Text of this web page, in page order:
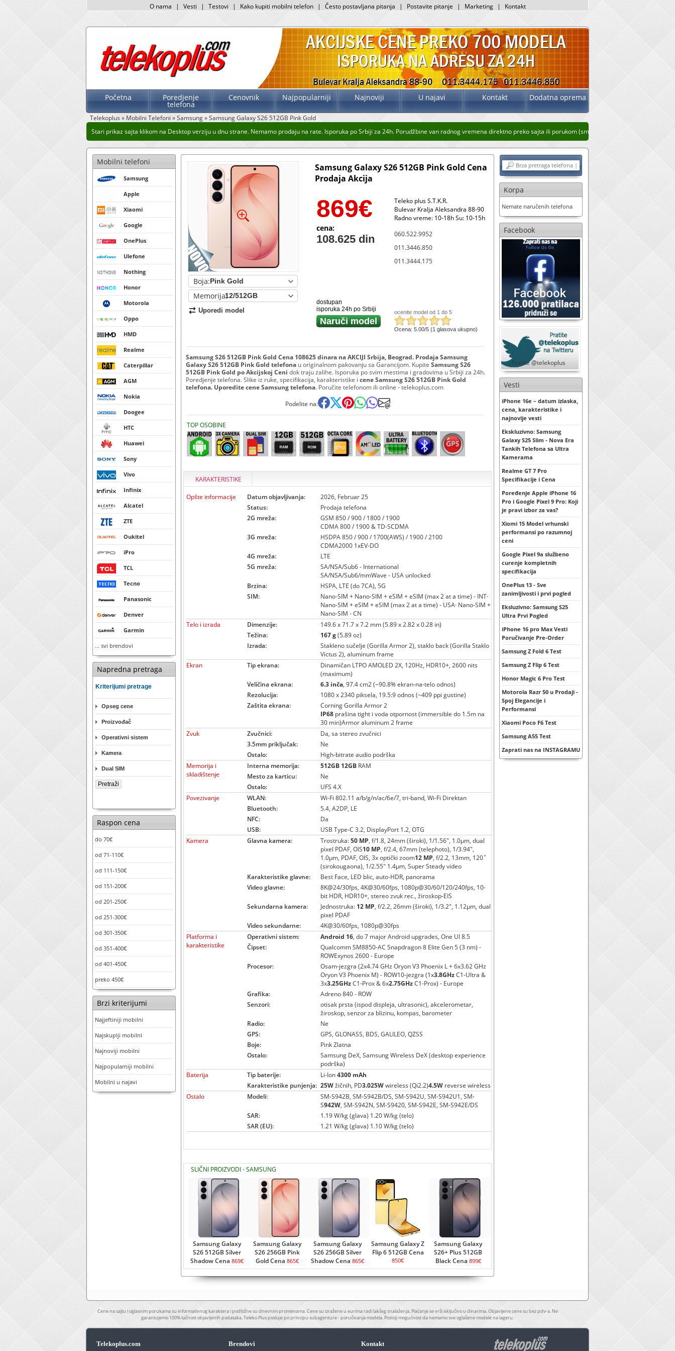
O nama | Vesti | Testovi | Kako kupiti mobilni telefon | Često postavljana pitanja | Postavite pitanje | Marketing | Kontakt
Početna Poredjenje
telefona
Cenovnik Najpopularniji Najnoviji U najavi Kontakt Dodatna oprema
Telekoplus» Mobilni Telefoni »Samsung»Samsung Galaxy S26 512GB Pink Gold
Stari prikaz sajta klikom na Desktop verziju u dnu strane. Nemamo prodaju na rate. Isporuka po Srbiji za 24h. Porudžbine van radnog vremena direktno preko sajta ili porukom (sms, whatsup, viber)
Mobilni telefoni
Samsung
Apple
Xiaomi
Google
OnePlus
Ulefone
Nothing
Honor
Motorola
Oppo
HMD
Realme
Caterpillar
AGM
Nokia
Doogee
HTC
Huawei
Sony
Vivo
Infinix
Alcatel
ZTE
Oukitel
iPro
TCL
Tecno
Panasonic
Denver
Garmin
... svi brendovi
Napredna pretraga
Kriterijumi pretrage
Opseg cene
Proizvođač
Operativni sistem
Kamera
Dual SIM
Raspon cena
do 70€
od 71-110€
od 111-150€
od 151-200€
od 201-250€
od 251-300€
od 301-350€
od 351-400€
od 401-450€
preko 450€
Brzi kriterijumi
Najjeftiniji mobilni
Najskuplji mobilni
Najnoviji mobilni
Najpopularniji mobilni
Mobilni u najavi
Boja:
Memorija:
Uporedi model
Samsung Galaxy S26 512GB Pink Gold Cena
Prodaja Akcija
869€
cena:
108.625 din
dostupan
isporuka 24h po Srbiji
Naruči model
Teleko plus S.T.K.R.
Bulevar Kralja Aleksandra 88-90
Radno vreme: 10-18h Su: 10-15h
060.522.9952
011.3446.850
011.3444.175
ocenite model od 1 do 5
Ocena: 5.00/5 (1 glasova ukupno)
Samsung S26 512GB Pink Gold Cena 108625 dinara na AKCIJI Srbija, Beograd. Prodaja Samsung
Galaxy S26 512GB Pink Gold telefona u originalnom pakovanju sa Garancijom. Kupite Samsung S26
512GB Pink Gold po Akcijskoj Ceni dok traju zalihe. Isporuka po svim mestima i gradovima u Srbiji za 24h.
Poredjenje telefona. Slike iz ruke, specifikacija, karakteristike i cene Samsung S26 512GB Pink Gold
telefona. Uporedite cene Samsung telefona. Poručite telefonom ili online - telekoplus.com
Podelite na:
TOP OSOBINE
KARAKTERISTIKE
Opšte informacije Datum objavljivanja:
2026, Februar 25
Status:
Prodaja telefona
2G mreža:
GSM 850 / 900 / 1800 / 1900
CDMA 800 / 1900 & TD-SCDMA
3G mreža:
HSDPA 850 / 900 / 1700(AWS) / 1900 / 2100
CDMA2000 1xEV-DO
4G mreža:
LTE
5G mreža:
SA/NSA/Sub6 - International
SA/NSA/Sub6/mmWave - USA unlocked
Brzina:
HSPA, LTE (do 7CA), 5G
SIM:
Nano-SIM + Nano-SIM + eSIM + eSIM (max 2 at a time) - INT·
Nano-SIM + eSIM + eSIM (max 2 at a time) - USA· Nano-SIM +
Nano-SIM - CN
Telo i izrada
Dimenzije:
149.6 x 71.7 x 7.2 mm (5.89 x 2.82 x 0.28 in)
Težina:
167 g(5.89 oz)
Izrada:
Stakleno sučelje (Gorilla Armor 2), staklo back (Gorilla Staklo
Victus 2), aluminum frame
Ekran
Tip ekrana:
Dinamičan LTPO AMOLED 2X, 120Hz, HDR10+, 2600 nits
(maximum)
Veličina ekrana:
6.3 inča, 97.4 cm2 (~90.8% ekran-na-telo odnos)
Rezolucija:
1080 x 2340 piksela, 19.5:9 odnos (~409 ppi gustine)
Zaštita ekrana:
Corning Gorilla Armor 2
IP68 prašina tight i voda otpornost (immersible do 1.5m na
30 min)Armor aluminum 2 frame
Zvuk
Zvučnici:
Da, sa stereo zvučnici
3.5mm priključak:
Ne
Ostalo:
High-bitrate audio podrška
Memorija i
skladištenje
Interna memorija: 512GB 12GB RAM
Mesto za karticu:
Ne
Ostalo:
UFS 4.X
Povezivanje
WLAN:
Wi-Fi 802.11 a/b/g/n/ac/6e/7, tri-band, Wi-Fi Direktan
Bluetooth:
5.4, A2DP, LE
NFC:
Da
USB:
USB Type-C 3.2, DisplayPort 1.2, OTG
Kamera
Glavna kamera: Trostruka:50 MP, f/1.8, 24mm (široki), 1/1.56", 1.0µm, dual
pixel PDAF, OIS10 MP, f/2.4, 67mm (telephoto), 1/3.94",
1.0µm, PDAF, OIS, 3x optički zoom12 MP, f/2.2, 13mm, 120˚
(sirokougaona), 1/2.55" 1.4µm, Super Steady video
Karakteristike glavne:
Best Face, LED blic, auto-HDR, panorama
Video glavne:
8K@24/30fps, 4K@30/60fps, 1080p@30/60/120/240fps, 10-
bit HDR, HDR10+, stereo zvuk rec., žiroskop-EIS
Sekundarna kamera:
Jednostruka: 12 MP, f/2.2, 26mm (široki), 1/3.2", 1.12µm, dual
pixel PDAF
Video sekundarne:
4K@30/60fps, 1080p@30fps
Platforma i
karakteristike
Operativni sistem: Android 16, do 7 major Android upgrades, One UI 8.5
Čipset:
Qualcomm SM8850-AC Snapdragon 8 Elite Gen 5 (3 nm) -
ROWExynos 2600 - Europe
Procesor:
Osam-jezgra (2x4.74 GHz Oryon V3 Phoenix L + 6x3.62 GHz
Oryon V3 Phoenix M) - ROW10-jezgra (1x3.8GHzC1-Ultra &
3x3.25GHzC1-Prox & 6x2.75GHzC1-Prox) - Europe
Grafika:
Adreno 840 - ROW
Senzori:
otisak prsta (ispod displeja, ultrasonic), akcelerometar,
žiroskop, senzor za blizinu, kompas, barometer
Radio:
Ne
GPS:
GPS, GLONASS, BDS, GALILEO, QZSS
Boje:
Pink Zlatna
Ostalo:
Samsung DeX, Samsung Wireless DeX (desktop experience
podrška)
Baterija
Tip baterije: Li-Ion4300 mAh
Karakteristike punjenja: 25Wžičnih, PD3.025Wwireless (Qi2.2)4.5W reverse wireless
Ostalo
Modeli:
SM-S942B, SM-S942B/DS, SM-S942U, SM-S942U1, SM-
S942W, SM-S942N, SM-S9420, SM-S942E, SM-S942E/DS
SAR:
1.19 W/kg (glava) 1.20 W/kg (telo)
SAR (EU):
1.21 W/kg (glava) 1.10 W/kg (telo)
SLIČNI PROIZVODI - SAMSUNG
Samsung Galaxy
S26 512GB Silver
Shadow Cena 869€
Samsung Galaxy
S26 256GB Pink
Gold Cena 865€
Samsung Galaxy
S26 256GB Silver
Shadow Cena 865€
Samsung Galaxy Z
Flip 6 512GB Cena
850€
Samsung Galaxy
S26+ Plus 512GB
Black Cena 899€
Korpa
Nemate naručenih telefona
Facebook
Pratite @telekoplus
Vesti
iPhone 16e – datum izlaska,
cena, karakteristike i
najnovije vesti
Ekskluzivno: Samsung
Galaxy S25 Slim - Nova Era
Tankih Telefona sa Ultra
Kamerama
Realme GT 7 Pro
Specifikacije i Cena
Poređenje Apple iPhone 16
Pro i Google Pixel 9 Pro: Koji
je pravi izbor za vas?
Xiomi 15 Model vrhunski
performansi po razumnoj
ceni
Google Pixel 9a službeno
curenje kompletnih
specifikacija
OnePlus 13 - Sve
zanimljivosti i prvi pogled
Eksluzivno: Samsung S25
Ultra Prvi Pogled
iPhone 16 pro Max Vesti
Poručivanje Pre-Order
Samsung Z Fold 6 Test
Samsung Z Flip 6 Test
Honor Magic 6 Pro Test
Motorola Razr 50 u Prodaji -
Spoj Elegancije i
Performansi
Xiaomi Poco F6 Test
Samsung A55 Test
Zaprati nas na INSTAGRAMU
Cene na sajtu i oglasnim porukama su informativnog karaktera i podložne su dnevnim promenama. Cene su izražene u eurima radi lakšeg snalaženja. Plaćanje se vrši isključivo u dinarima. Objavljene cene su bez pdv-a. Ne
garantujemo 100% tačnost objavljenih podataka. Teleko Plus posluje po principu subagenture - poručivanja modela. Postoji mogućnost da nemamo sve oglašene modele na lageru.
Telekoplus.com Brendovi Kontakt